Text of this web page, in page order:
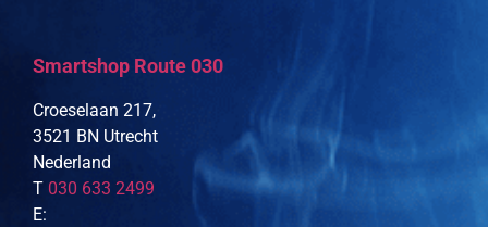
Smartshop Route 030
Croeselaan 217,
3521 BN Utrecht
Nederland
T 030 633 2499
E: